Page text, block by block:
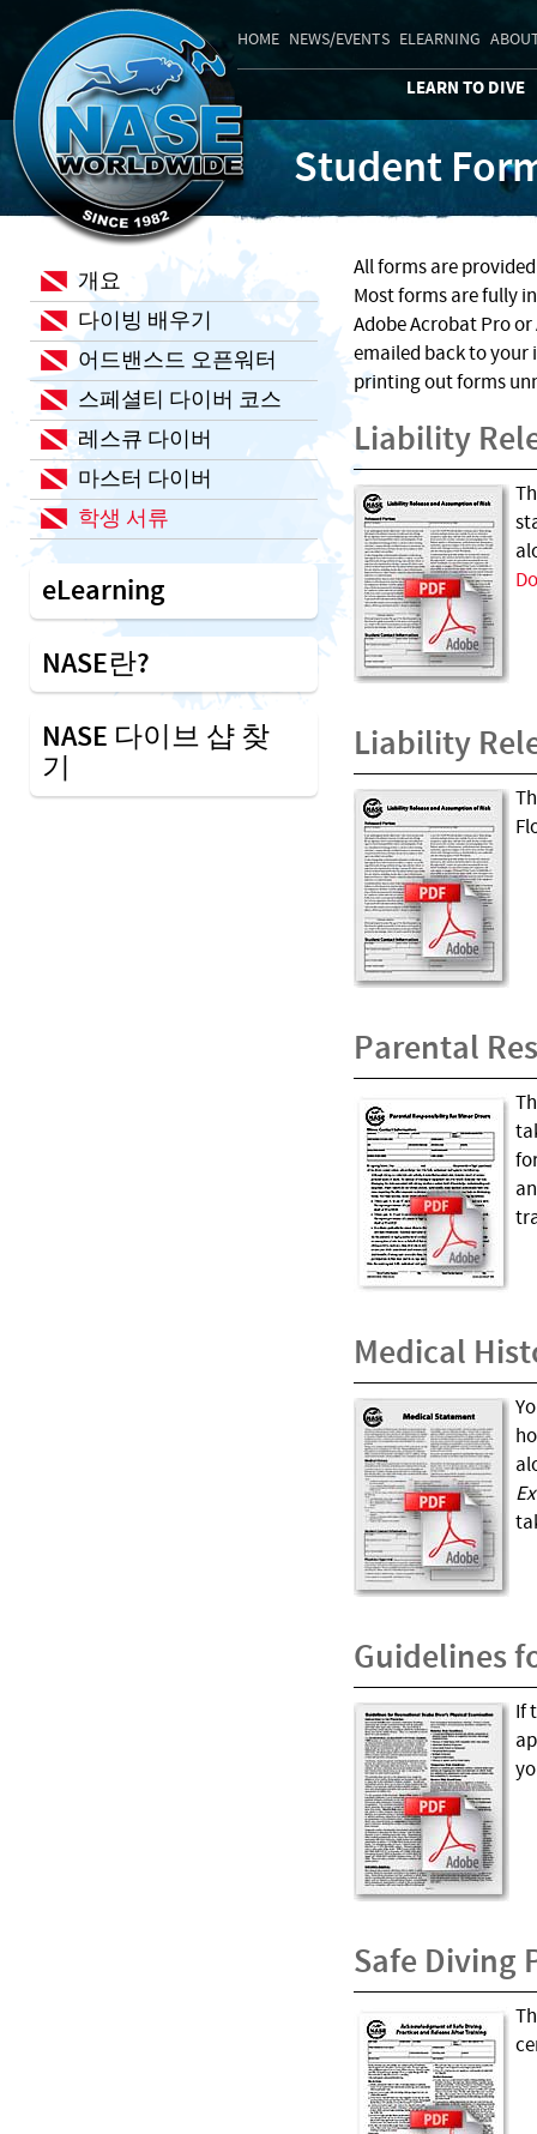
HOME NEWS/EVENTS ELEARNING
LEARN TO DIVE
Student
All forms are
Most forms are fully
Adobe Acrobat Pro
emailed back to your
printing out forms
Liability
Liability
Parental
Medical
Guidelines
If
Safe Diving
개요
다이빙 배우기
어드밴스드 오픈워터
스페셜티 다이버 코스
레스큐 다이버
마스터 다이버
학생 서류
eLearning
NASE란?
NASE 다이브 샵 찾
기